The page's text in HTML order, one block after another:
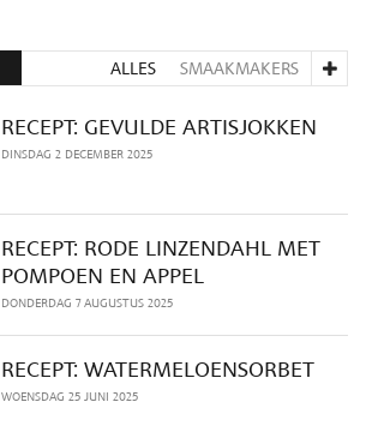
ALLES SMAAKMAKERS
RECEPT: GEVULDE ARTISJOKKEN
DINSDAG 2 DECEMBER 2025
RECEPT: RODE LINZENDAHL MET
POMPOEN EN APPEL
DONDERDAG 7 AUGUSTUS 2025
RECEPT: WATERMELOENSORBET
WOENSDAG 25 JUNI 2025